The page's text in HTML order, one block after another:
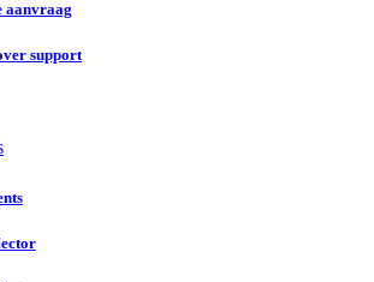
aanvraag
support